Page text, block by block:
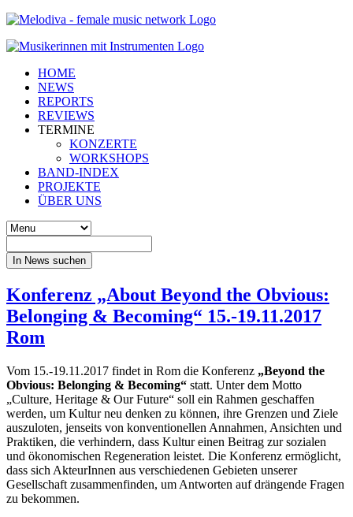
HOME
NEWS
REPORTS
REVIEWS
TERMINE
KONZERTE
WORKSHOPS
BAND-INDEX
PROJEKTE
ÜBER UNS
In News suchen
Konferenz „About Beyond the Obvious:
Belonging & Becoming“ 15.-19.11.2017
Rom
Vom 15.-19.11.2017 findet in Rom die Konferenz „Beyond the
Obvious: Belonging & Becoming“ statt. Unter dem Motto
„Culture, Heritage & Our Future“ soll ein Rahmen geschaffen
werden, um Kultur neu denken zu können, ihre Grenzen und Ziele
auszuloten, jenseits von konventionellen Annahmen, Ansichten und
Praktiken, die verhindern, dass Kultur einen Beitrag zur sozialen
und ökonomischen Regeneration leistet. Die Konferenz ermöglicht,
dass sich AkteurInnen aus verschiedenen Gebieten unserer
Gesellschaft zusammenfinden, um Antworten auf drängende Fragen
zu bekommen.